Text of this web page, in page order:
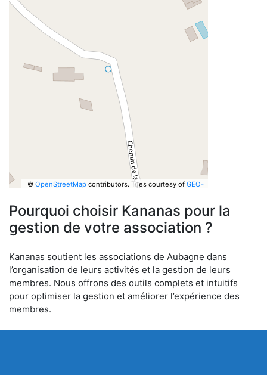
© OpenStreetMapcontributors. Tiles courtesy of GEO-
Pourquoi choisir Kananas pour la
gestion de votre association ?
Kananas soutient les associations de Aubagne dans
l’organisation de leurs activités et la gestion de leurs
membres. Nous offrons des outils complets et intuitifs
pour optimiser la gestion et améliorer l’expérience des
membres.